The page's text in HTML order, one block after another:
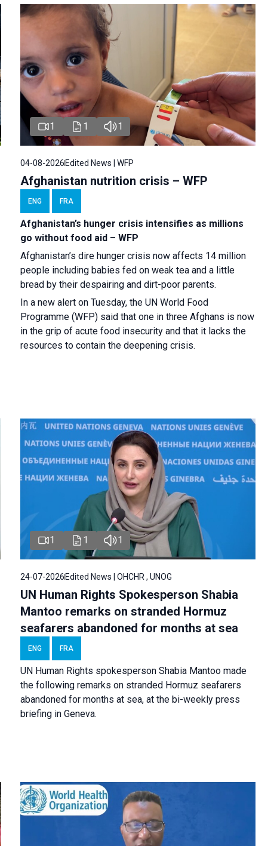
1 1 1
04-08-2026Edited News | WFP
Afghanistan nutrition crisis – WFP
ENG FRA
Afghanistan’s hunger crisis intensifies as millions
go without food aid – WFP
Afghanistan’s dire hunger crisis now affects 14 million
people including babies fed on weak tea and a little
bread by their despairing and dirt-poor parents.
In a new alert on Tuesday, the UN World Food
Programme (WFP) said that one in three Afghans is now
in the grip of acute food insecurity and that it lacks the
resources to contain the deepening crisis.
1 1 1
24-07-2026Edited News | OHCHR , UNOG
UN Human Rights Spokesperson Shabia
Mantoo remarks on stranded Hormuz
seafarers abandoned for months at sea
ENG FRA
UN Human Rights spokesperson Shabia Mantoo made
the following remarks on stranded Hormuz seafarers
abandoned for months at sea, at the bi-weekly press
briefing in Geneva.